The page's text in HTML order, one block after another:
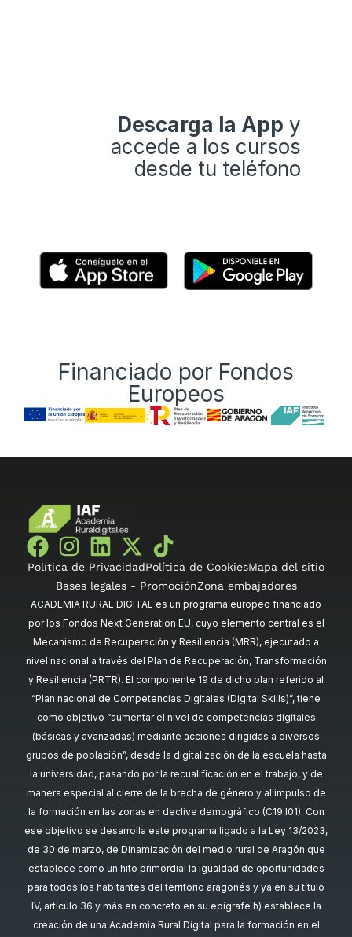
Descarga la App y
accede a los cursos
desde tu teléfono
Financiado por Fondos
Europeos
Política de PrivacidadPolítica de CookiesMapa del sitio
Bases legales - PromociónZona embajadores
ACADEMIA RURAL DIGITAL es un programa europeo financiado
por los Fondos Next Generation EU, cuyo elemento central es el
Mecanismo de Recuperación y Resiliencia (MRR), ejecutado a
nivel nacional a través del Plan de Recuperación, Transformación
y Resiliencia (PRTR). El componente 19 de dicho plan referido al
“Plan nacional de Competencias Digitales (Digital Skills)”, tiene
como objetivo “aumentar el nivel de competencias digitales
(básicas y avanzadas) mediante acciones dirigidas a diversos
grupos de población”, desde la digitalización de la escuela hasta
la universidad, pasando por la recualificación en el trabajo, y de
manera especial al cierre de la brecha de género y al impulso de
la formación en las zonas en declive demográfico (C19.I01). Con
ese objetivo se desarrolla este programa ligado a la Ley 13/2023,
de 30 de marzo, de Dinamización del medio rural de Aragón que
establece como un hito primordial la igualdad de oportunidades
para todos los habitantes del territorio aragonés y ya en su título
IV, artículo 36 y más en concreto en su epígrafe h) establece la
creación de una Academia Rural Digital para la formación en el